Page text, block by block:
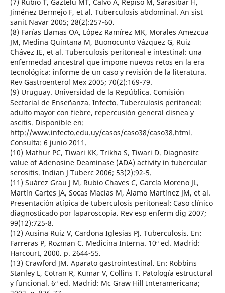
Jiménez Bermejo F, et al. Tuberculosis abdominal. An sist
sanit Navar 2005; 28(2):257-60.
(8) Farías Llamas OA, López Ramírez MK, Morales Amezcua
JM, Medina Quintana M, Buonocunto Vázquez G, Ruiz
Chávez IE, et al. Tuberculosis peritoneal e intestinal: una
enfermedad ancestral que impone nuevos retos en la era
tecnológica: informe de un caso y revisión de la literatura.
Rev Gastroenterol Mex 2005; 70(2):169-79.
(9) Uruguay. Universidad de la República. Comisión
Sectorial de Enseñanza. Infecto. Tuberculosis peritoneal:
adulto mayor con fiebre, repercusión general disnea y
ascitis. Disponible en:
http://www.infecto.edu.uy/casos/caso38/caso38.html.
Consulta: 6 junio 2011.
(10) Mathur PC, Tiwari KK, Trikha S, Tiwari D. Diagnositc
value of Adenosine Deaminase (ADA) activity in tubercular
serositis. Indian J Tuberc 2006; 53(2):92-5.
(11) Suárez Grau J M, Rubio Chaves C, García Moreno JL,
Martín Cartes JA, Socas Macías M, Álamo Martínez JM, et al.
Presentación atípica de tuberculosis peritoneal: Caso clínico
diagnosticado por laparoscopia. Rev esp enferm dig 2007;
99(12):725-8.
(12) Ausina Ruiz V, Cardona Iglesias PJ. Tuberculosis. En:
Farreras P, Rozman C. Medicina Interna. 10ª ed. Madrid:
Harcourt, 2000. p. 2644-55.
(13) Crawford JM. Aparato gastrointestinal. En: Robbins
Stanley L, Cotran R, Kumar V, Collins T. Patología estructural
y funcional. 6ª ed. Madrid: Mc Graw Hill Interamericana;